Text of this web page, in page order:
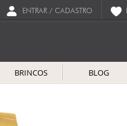
ENTRAR / CADASTRO
BRINCOS BLOG